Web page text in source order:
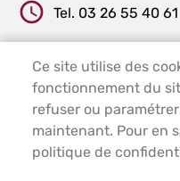
Tel. 03 26 55 40 61
Ce site utilise des
fonctionnement du
refuser ou
maintenant. Pour en
politique de
PIED DE PAGE -
ACCUEIL
PLAN DU SITE
CONTACT
MENTIONS LÉGALES